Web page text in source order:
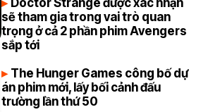
Doctor Strange được xác nhận
sẽ tham gia trong vai trò quan
trọng ở cả 2 phần phim Avengers
sắp tới
The Hunger Games công bố dự
án phim mới, lấy bối cảnh đấu
trường lần thứ 50